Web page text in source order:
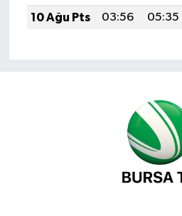
10 Ağu Pts
03:56 05:35